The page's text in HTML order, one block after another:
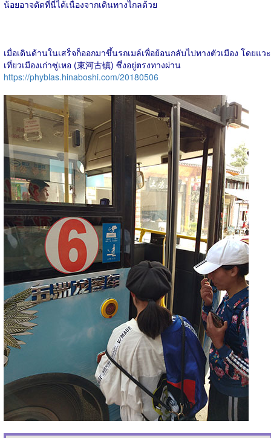
น้อยอาจตัดที่นี่ได้เนื่องจากเดินทางไกลด้วย
เมื่อเดินด้านในเสร็จก็ออกมาขึ้นรถเมล์เพื่อย้อนกลับไปทางตัวเมือง โดยแวะ
เที่ยวเมืองเก่าซู่เหอ (束河古镇) ซึ่งอยู่ตรงทางผ่าน
https://phyblas.hinaboshi.com/20180506